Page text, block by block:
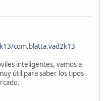
com.blatta.vad2k13
inteligentes, vamos a
útil para saber los tipos